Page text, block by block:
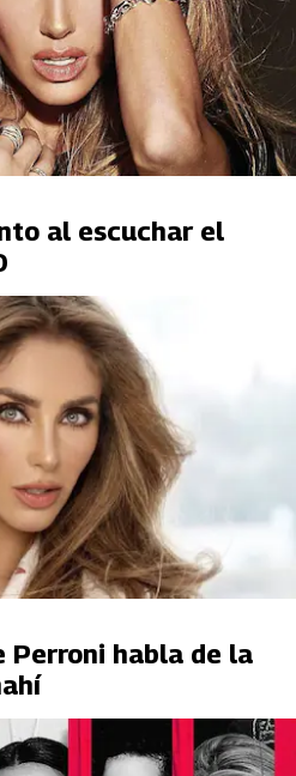
al escuchar el
Perroni habla de la